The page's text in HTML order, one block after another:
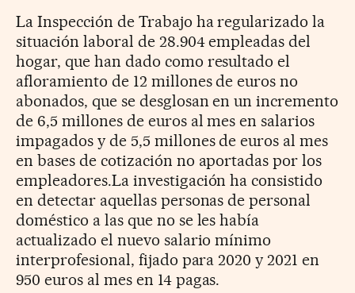
La Inspección de Trabajo ha regularizado la
situación laboral de 28.904 empleadas del
hogar, que han dado como resultado el
afloramiento de 12 millones de euros no
abonados, que se desglosan en un incremento
de 6,5 millones de euros al mes en salarios
impagados y de 5,5 millones de euros al mes
en bases de cotización no aportadas por los
empleadores.La investigación ha consistido
en detectar aquellas personas de personal
doméstico a las que no se les había
actualizado el nuevo salario mínimo
interprofesional, fijado para 2020 y 2021 en
950 euros al mes en 14 pagas.